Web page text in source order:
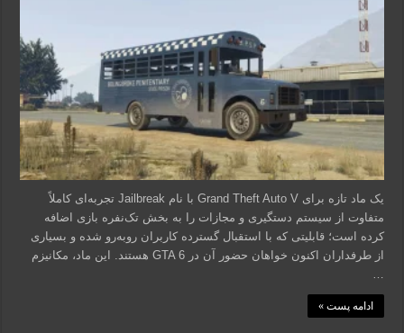
یک ماد تازه برای Grand Theft Auto V با نام Jailbreak تجربه‌ای کاملاً
متفاوت از سیستم دستگیری و مجازات را به بخش تک‌نفره بازی اضافه
کرده است؛ قابلیتی که با استقبال گسترده کاربران روبه‌رو شده و بسیاری
از طرفداران اکنون خواهان حضور آن در GTA 6 هستند. این ماد، مکانیزم
ادامه پست »